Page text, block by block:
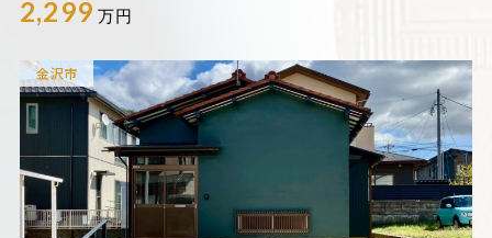
2,299 万円
金沢市